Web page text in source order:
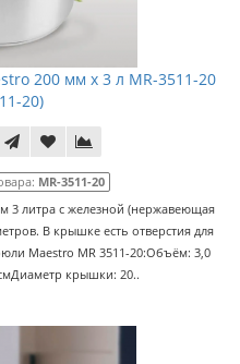
200 мм х 3 л MR-3511-20
20)
MR-3511-20
3 литра с железной (нержавеющая
В крышке есть отверстия для
Maestro MR 3511-20:Объём: 3,0
крышки: 20..